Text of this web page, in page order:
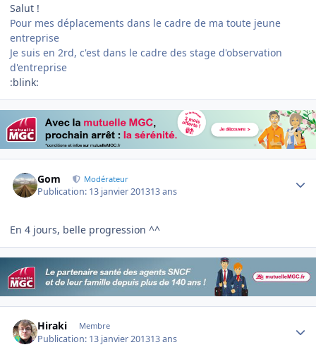
Salut !
Pour mes déplacements dans le cadre de ma toute jeune
entreprise
Je suis en 2rd, c'est dans le cadre des stage d'observation
d'entreprise
:blink:
Gom Modérateur
Publication: 13 janvier 201313 ans
En 4 jours, belle progression ^^
Hiraki Membre
Publication: 13 janvier 201313 ans